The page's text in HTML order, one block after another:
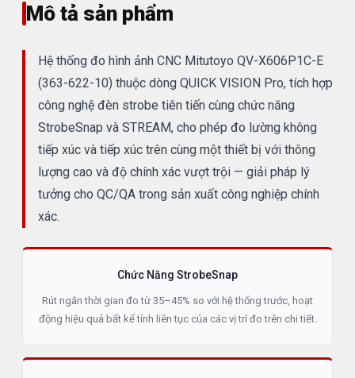
Mô tả sản phẩm
Hệ thống đo hình ảnh CNC Mitutoyo QV-X606P1C-E
(363-622-10) thuộc dòng QUICK VISION Pro, tích hợp
công nghệ đèn strobe tiên tiến cùng chức năng
StrobeSnap và STREAM, cho phép đo lường không
tiếp xúc và tiếp xúc trên cùng một thiết bị với thông
lượng cao và độ chính xác vượt trội — giải pháp lý
tưởng cho QC/QA trong sản xuất công nghiệp chính
xác.
Chức Năng StrobeSnap
Rút ngắn thời gian đo từ 35–45% so với hệ thống trước, hoạt
động hiệu quả bất kể tính liên tục của các vị trí đo trên chi tiết.